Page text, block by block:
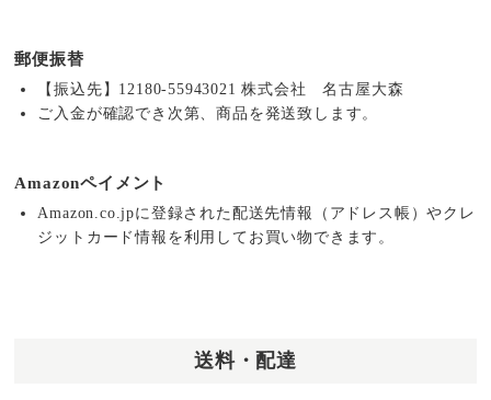
郵便振替
【振込先】12180-55943021 株式会社 名古屋大森
ご入金が確認でき次第、商品を発送致します。
Amazonペイメント
Amazon.co.jpに登録された配送先情報（アドレス帳）やクレ
ジットカード情報を利用してお買い物できます。
送料・配達